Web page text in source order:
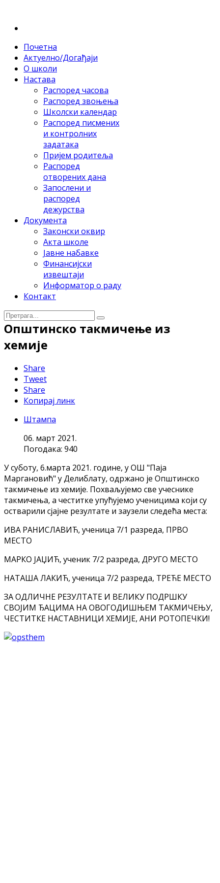
Почетна
Актуелно/Догађаји
О школи
Настава
Распоред часова
Распоред звоњења
Школски календар
Распоред писмених
и контролних
задатака
Пријем родитеља
Распоред
отворених дана
Запослени и
распоред
дежурства
Документа
Законски оквир
Акта школе
Јавне набавке
Финансијски
извештаји
Информатор о раду
Контакт
Општинско такмичење из
хемије
Share
Tweet
Share
Копирај линк
Штампа
06. март 2021.
Погодака: 940
У суботу, 6.марта 2021. године, у ОШ "Паја
Маргановић" у Делиблату, одржано је Општинско
такмичење из хемије. Похваљујемо све учеснике
такмичења, а чeститке упућујемо ученицима који су
остварили сјајне резултате и заузели следећа места:
ИВА РАНИСЛАВИЋ, ученица 7/1 разреда, ПРВО
МЕСТО
МАРКО ЈАЏИЋ, ученик 7/2 разреда, ДРУГО МЕСТО
НАТАША ЛАКИЋ, ученица 7/2 разреда, ТРЕЋЕ МЕСТО
ЗА ОДЛИЧНЕ РЕЗУЛТАТЕ И ВЕЛИКУ ПОДРШКУ
СВОЈИМ ЂАЦИМА НА ОВОГОДИШЊЕМ ТАКМИЧЕЊУ,
ЧЕСТИТКЕ НАСТАВНИЦИ ХЕМИЈЕ, АНИ РОТОПЕЧКИ!